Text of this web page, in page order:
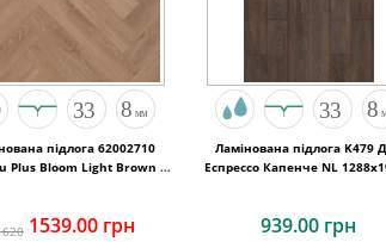
підлога 62002710
Plus Bloom Light Brown A
1539.00 грн
Ламінована підлога K479
Еспрессо Капенче NL
939.00 грн